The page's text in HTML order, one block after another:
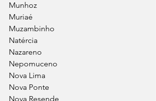
Munhoz
Muriaé
Muzambinho
Natércia
Nazareno
Nepomuceno
Nova Lima
Nova Ponte
Nova Resende